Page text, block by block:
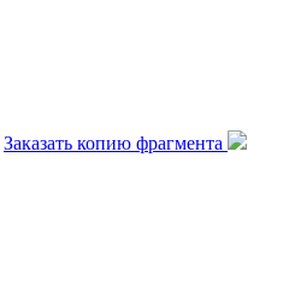
Заказать копию фрагмента